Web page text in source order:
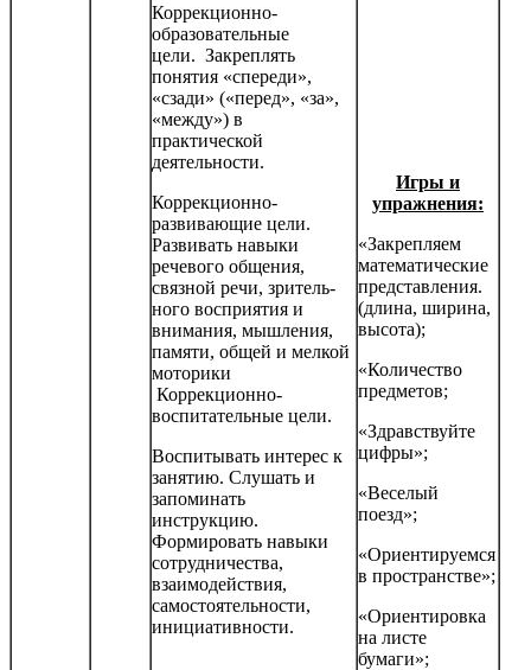
Коррекционно-
образовательные
цели. Закреплять
понятия «спереди»,
«сзади» («перед», «за»,
«между») в
практической
деятельности.
Коррекционно-
развивающие цели.
Развивать навыки
речевого общения,
связной речи, зритель­
ного восприятия и
внимания, мышления,
памяти, общей и мелкой
моторики
Коррекционно-
воспитательные цели.
Воспитывать интерес к
занятию. Слушать и
запоминать
инструкцию.
Формировать навыки
сотрудничества,
взаимодействия,
самостоятельности,
инициатив­ности.
Игры и
упражнения:
«Закрепляем
математические
представления.
(длина, ширина,
высота);
«Количество
предметов;
«Здравствуйте
цифры»;
«Веселый
поезд»;
«Ориентируемся
в пространстве»;
«Ориентировка
на листе
бумаги»;